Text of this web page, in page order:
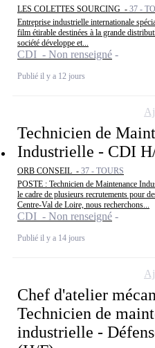
LES COLETTES SOURCING - 37 -
Entreprise industrielle internationale
film étirable destinées à la grande
société développe et...
CDI - Non renseigné
Publié il y a 12 jours
Technicien de
Industrielle - CDI
ORB CONSEIL - 37 - TOURS
POSTE : Technicien de Maintenance
le cadre de plusieurs recrutements pour
Centre-Val de Loire, nous recherchons...
CDI - Non renseigné
Publié il y a 14 jours
Chef d'atelier
Technicien de
industrielle -